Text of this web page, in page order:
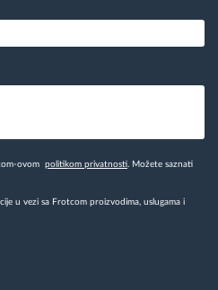
ovom politikom privatnosti . Možete saznati
u vezi sa Frotcom proizvodima, uslugama i